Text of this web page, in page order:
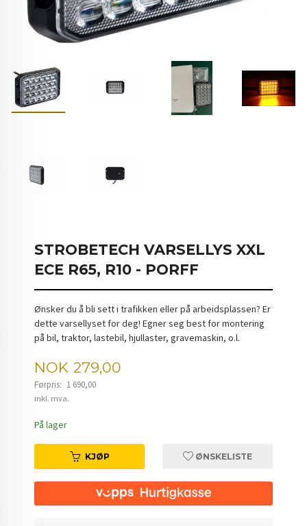
STROBETECH VARSELLYS XXL
ECE R65, R10 - PORFF
Ønsker du å bli sett i trafikken eller på arbeidsplassen? Er
dette varsellyset for deg! Egner seg best for montering
på bil, traktor, lastebil, hjullaster, gravemaskin, o.l.
Tilbud
NOK 279,00
Førpris: 1 690,00
Rabatt
inkl. mva.
På lager
KJØP ØNSKELISTE